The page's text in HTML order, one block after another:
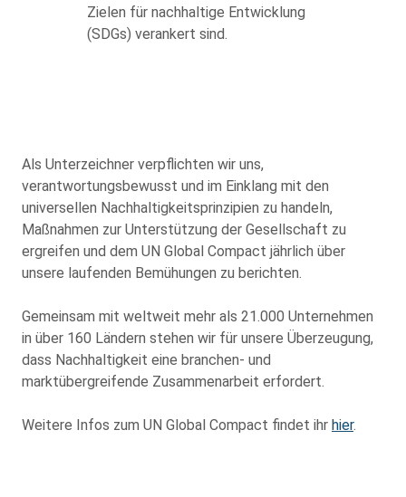
Zielen für nachhaltige Entwicklung
(SDGs) verankert sind.
Als Unterzeichner verpflichten wir uns,
verantwortungsbewusst und im Einklang mit den
universellen Nachhaltigkeitsprinzipien zu handeln,
Maßnahmen zur Unterstützung der Gesellschaft zu
ergreifen und dem UN Global Compact jährlich über
unsere laufenden Bemühungen zu berichten.
Gemeinsam mit weltweit mehr als 21.000 Unternehmen
in über 160 Ländern stehen wir für unsere Überzeugung,
dass Nachhaltigkeit eine branchen- und
marktübergreifende Zusammenarbeit erfordert.
Weitere Infos zum UN Global Compact findet ihr hier.